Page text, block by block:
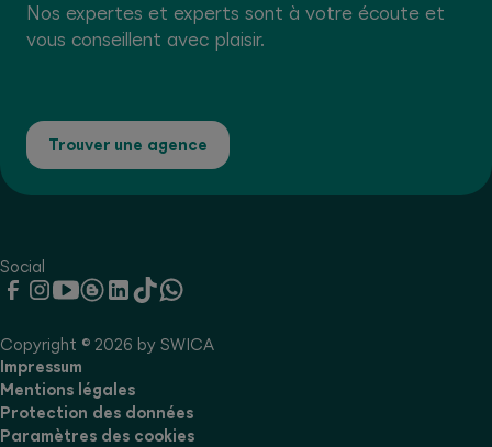
Nos expertes et experts sont à votre écoute et
vous conseillent avec plaisir.
Trouver une agence
Social
Copyright © 2026 by SWICA
Impressum
Mentions légales
Protection des données
Paramètres des cookies